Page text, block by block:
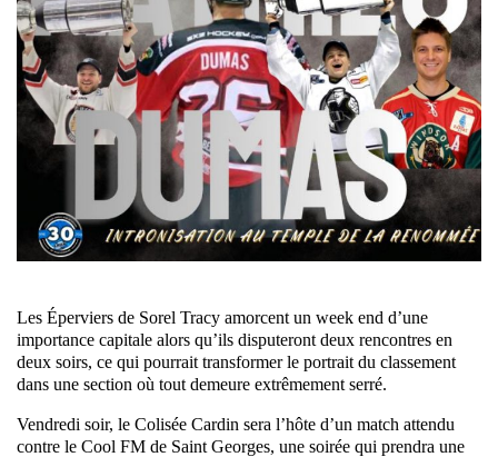
Les Éperviers de Sorel Tracy amorcent un week end d’une
importance capitale alors qu’ils disputeront deux rencontres en
deux soirs, ce qui pourrait transformer le portrait du classement
dans une section où tout demeure extrêmement serré.
Vendredi soir, le Colisée Cardin sera l’hôte d’un match attendu
contre le Cool FM de Saint Georges, une soirée qui prendra une